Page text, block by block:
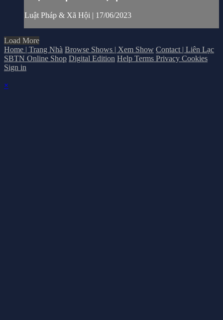
Luật Pháp & Xã Hội | 17/06/2023
Load More
Home | Trang Nhà Browse Shows | Xem Show Contact | Liên Lạc
SBTN Online Shop Digital Edition Help Terms Privacy Cookies
Sign in
×